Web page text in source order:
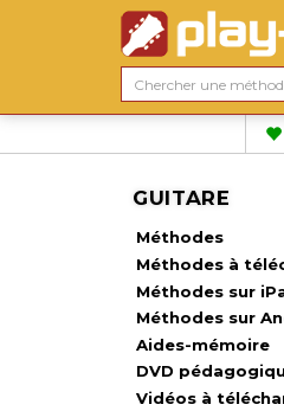
GUITARE
Méthodes
Méthodes à
Méthodes sur
Méthodes sur
Aides-mémoire
DVD
Vidéos à